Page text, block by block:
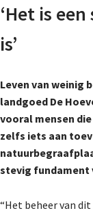
‘Het is
is’
Leven van weinig
landgoed De
vooral mensen
zelfs iets aan
stevig
“Het beheer van